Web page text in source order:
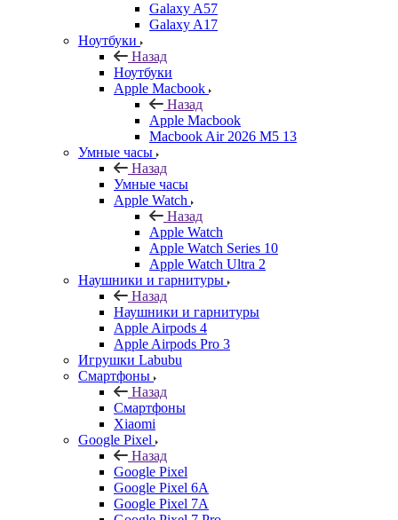
Galaxy A57
Galaxy A17
Ноутбуки
Назад
Ноутбуки
Apple Macbook
Назад
Apple Macbook
Macbook Air 2026 M5 13
Умные часы
Назад
Умные часы
Apple Watch
Назад
Apple Watch
Apple Watch Series 10
Apple Watch Ultra 2
Наушники и гарнитуры
Назад
Наушники и гарнитуры
Apple Airpods 4
Apple Airpods Pro 3
Игрушки Labubu
Смартфоны
Назад
Смартфоны
Xiaomi
Google Pixel
Назад
Google Pixel
Google Pixel 6A
Google Pixel 7А